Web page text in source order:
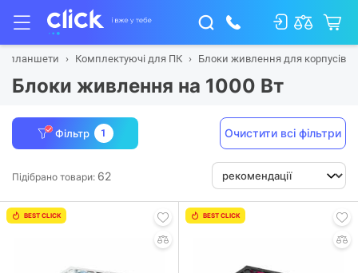
планшети Комплектуючі для ПК Блоки живлення для корпусів
Блоки живлення на 1000 Вт
Фільтр 1 Очистити всі фільтри
Підібрано товари: 62
BEST CLICK BEST CLICK